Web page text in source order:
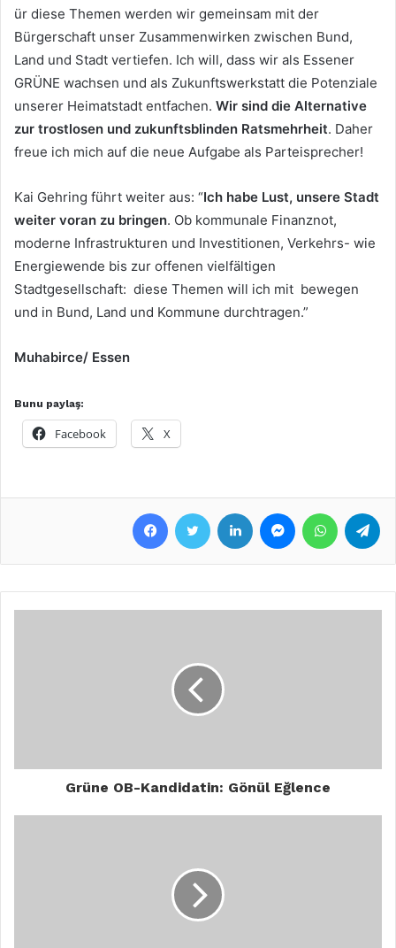
ür diese Themen werden wir gemeinsam mit der
Bürgerschaft unser Zusammenwirken zwischen Bund,
Land und Stadt vertiefen. Ich will, dass wir als Essener
GRÜNE wachsen und als Zukunftswerkstatt die Potenziale
unserer Heimatstadt entfachen. Wir sind die Alternative
zur trostlosen und zukunftsblinden Ratsmehrheit. Daher
freue ich mich auf die neue Aufgabe als Parteisprecher!
Kai Gehring führt weiter aus: “Ich habe Lust, unsere Stadt
weiter voran zu bringen. Ob kommunale Finanznot,
moderne Infrastrukturen und Investitionen, Verkehrs- wie
Energiewende bis zur offenen vielfältigen
Stadtgesellschaft: diese Themen will ich mit bewegen
und in Bund, Land und Kommune durchtragen.”
Muhabirce/ Essen
Bunu paylaş:
Facebook X
Grüne OB-Kandidatin: Gönül Eğlence